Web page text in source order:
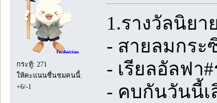
กระทู้: 271
ให้คะแนนชื่นชมคนนี้:
+6/-1
1.รางวัลนิย
- สายลมกระ
- เรียลอัลฟา
- คบกันวันนี้